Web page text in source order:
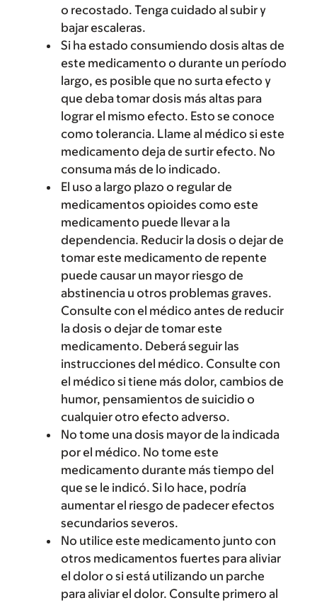
o recostado. Tenga cuidado al subir y
bajar escaleras.
Si ha estado consumiendo dosis altas de
este medicamento o durante un período
largo, es posible que no surta efecto y
que deba tomar dosis más altas para
lograr el mismo efecto. Esto se conoce
como tolerancia. Llame al médico si este
medicamento deja de surtir efecto. No
consuma más de lo indicado.
El uso a largo plazo o regular de
medicamentos opioides como este
medicamento puede llevar a la
dependencia. Reducir la dosis o dejar de
tomar este medicamento de repente
puede causar un mayor riesgo de
abstinencia u otros problemas graves.
Consulte con el médico antes de reducir
la dosis o dejar de tomar este
medicamento. Deberá seguir las
instrucciones del médico. Consulte con
el médico si tiene más dolor, cambios de
humor, pensamientos de suicidio o
cualquier otro efecto adverso.
No tome una dosis mayor de la indicada
por el médico. No tome este
medicamento durante más tiempo del
que se le indicó. Si lo hace, podría
aumentar el riesgo de padecer efectos
secundarios severos.
No utilice este medicamento junto con
otros medicamentos fuertes para aliviar
el dolor o si está utilizando un parche
para aliviar el dolor. Consulte primero al